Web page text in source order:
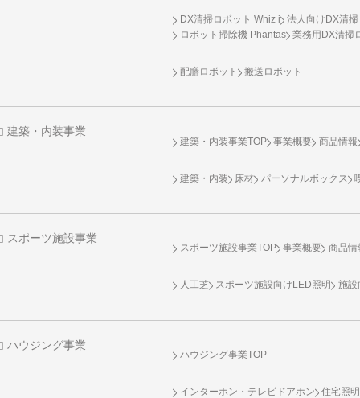
DX清掃ロボット Whiz i
法人向けDX清
ロボット掃除機 Phantas
業務用DX清掃
配膳ロボット 搬送ロボット
建築・内装事業
建築・内装事業TOP 事業概要 商品情報
建築・内装 床材 パーソナルボックス
スポーツ施設事業
スポーツ施設事業TOP 事業概要 商品情
人工芝 スポーツ施設向け LED照明 施設
ハウジング事業
ハウジング事業TOP
インターホン・テレビドアホン 住宅照明